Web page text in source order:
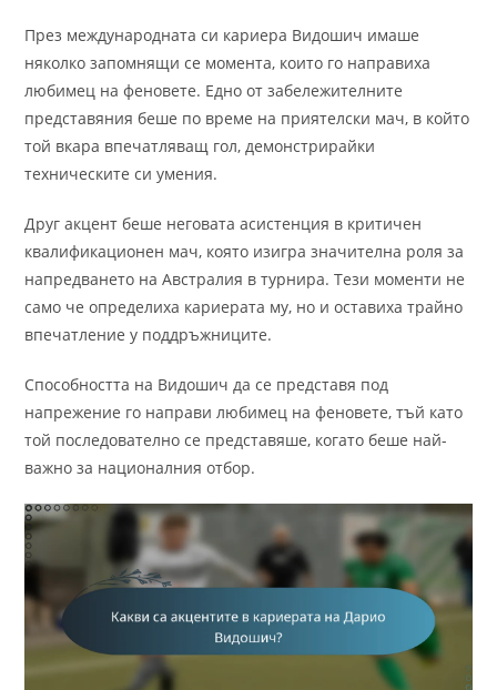
През международната си кариера Видошич имаше
няколко запомнящи се момента, които го направиха
любимец на феновете. Едно от забележителните
представяния беше по време на приятелски мач, в който
той вкара впечатляващ гол, демонстрирайки
техническите си умения.
Друг акцент беше неговата асистенция в критичен
квалификационен мач, която изигра значителна роля за
напредването на Австралия в турнира. Тези моменти не
само че определиха кариерата му, но и оставиха трайно
впечатление у поддръжниците.
Способността на Видошич да се представя под
напрежение го направи любимец на феновете, тъй като
той последователно се представяше, когато беше най-
важно за националния отбор.